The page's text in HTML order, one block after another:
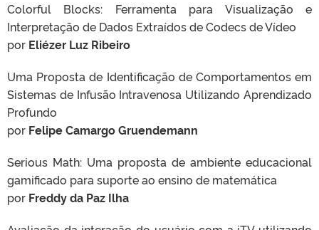
Colorful Blocks: Ferramenta para Visualização e
Interpretação de Dados Extraídos de Codecs de Vídeo
por Eliézer Luz Ribeiro
Uma Proposta de Identificação de Comportamentos em
Sistemas de Infusão Intravenosa Utilizando Aprendizado
Profundo
por Felipe Camargo Gruendemann
Serious Math: Uma proposta de ambiente educacional
gamificado para suporte ao ensino de matemática
por Freddy da Paz Ilha